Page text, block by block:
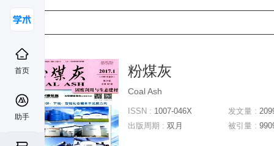
首页
助手
粉煤灰
Coal Ash
ISSN : 1007-046X
出版周期 : 双月
发文量 :
被引量 :